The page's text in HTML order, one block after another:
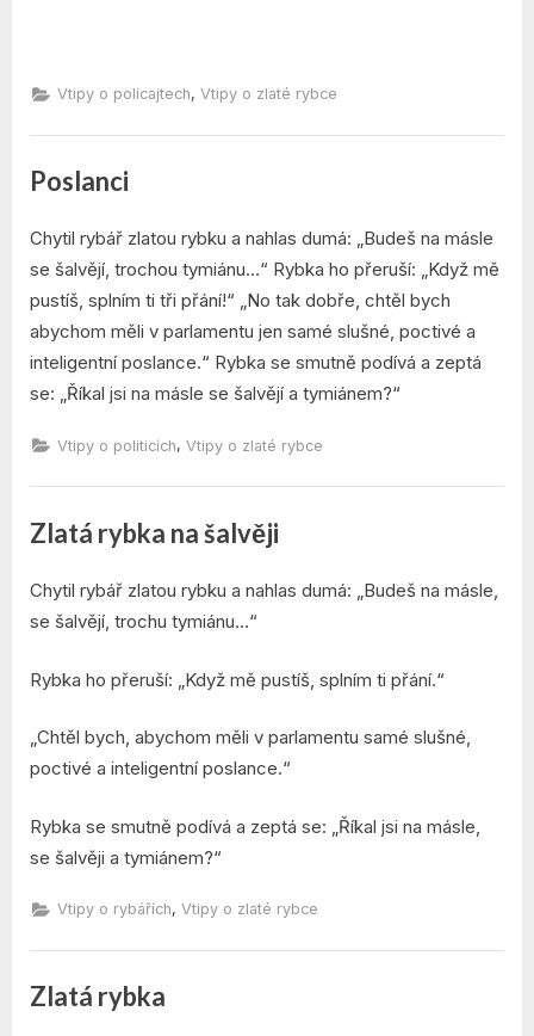
Vtipy o policajtech, Vtipy o zlaté rybce
Poslanci
on
Chytil rybář zlatou rybku a nahlas dumá: „Budeš na másle
se šalvějí, trochou tymiánu…“ Rybka ho přeruší: „Když mě
pustíš, splním ti tři přání!“ „No tak dobře, chtěl bych
abychom měli v parlamentu jen samé slušné, poctivé a
inteligentní poslance.“ Rybka se smutně podívá a zeptá
se: „Říkal jsi na másle se šalvějí a tymiánem?“
Vtipy o politicích, Vtipy o zlaté rybce
Zlatá rybka na šalvěji
on
Chytil rybář zlatou rybku a nahlas dumá: „Budeš na másle,
se šalvějí, trochu tymiánu…“
Rybka ho přeruší: „Když mě pustíš, splním ti přání.“
„Chtěl bych, abychom měli v parlamentu samé slušné,
poctivé a inteligentní poslance.“
Rybka se smutně podívá a zeptá se: „Říkal jsi na másle,
se šalvěji a tymiánem?“
Vtipy o rybářích, Vtipy o zlaté rybce
Zlatá rybka